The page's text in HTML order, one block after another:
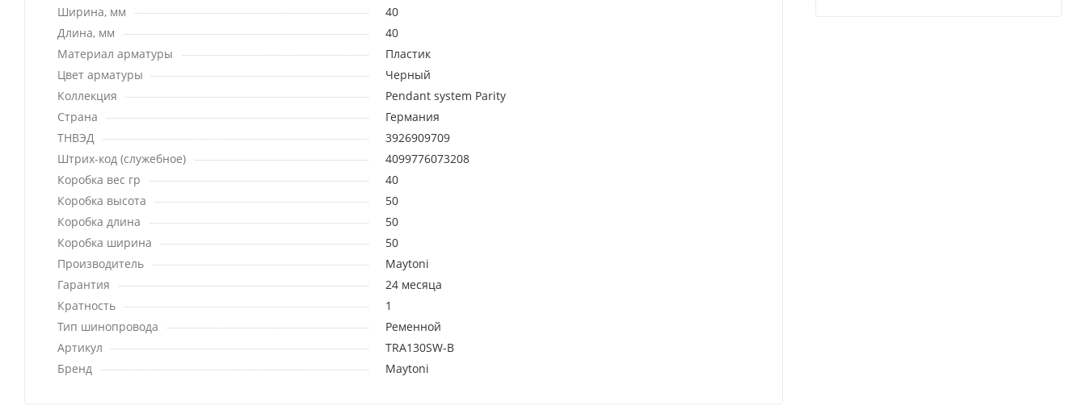
Ширина, мм
40
Длина, мм
40
Материал арматуры
Пластик
Цвет арматуры
Черный
Коллекция
Pendant system Parity
Страна
Германия
ТНВЭД
3926909709
Штрих-код (служебное)
4099776073208
Коробка вес гр
40
Коробка высота
50
Коробка длина
50
Коробка ширина
50
Производитель
Maytoni
Гарантия
24 месяца
Кратность
1
Тип шинопровода
Ременной
Артикул
TRA130SW-B
Бренд
Maytoni